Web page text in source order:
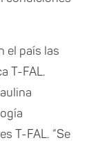
el país las
T-FAL.
T-FAL. “Se